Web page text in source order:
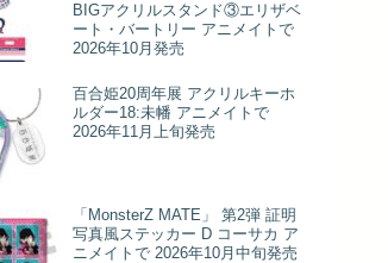
BIGアクリルスタンド③エリザベ
ート・バートリー アニメイトで
2026年10月発売
百合姫20周年展 アクリルキーホ
ルダー18:未幡 アニメイトで
2026年11月上旬発売
「MonsterZ MATE」 第2弾 証明
写真風ステッカー D コーサカ ア
ニメイトで 2026年10月中旬発売